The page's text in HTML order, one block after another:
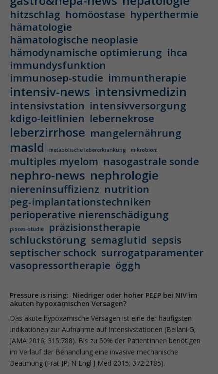
hitzschlag homöostase hyperthermie
hämatologie
hämatologische neoplasie
hämodynamische optimierung ihca
immundysfunktion
immunosep-studie immuntherapie
intensiv-news intensivmedizin
intensivstation intensivversorgung
kdigo-leitlinien lebernekrose
leberzirrhose mangelernährung
masld metabolische lebererkrankung mikrobiom
multiples myelom nasogastrale sonde
nephro-news nephrologie
niereninsuffizienz nutrition
peg-implantationstechniken
perioperative nierenschädigung
pisces-studie
präzisionstherapie
schluckstörung semaglutid sepsis
septischer schock surrogatparamenter
vasopressortherapie öggh
Pressure is rising: Niedriger oder hoher PEEP bei NIV im
akuten hypoxämischen Versagen?
Das akute hypoxämische Versagen ist eine der häufigsten
Indikationen zur Aufnahme auf Intensivstationen (­Bellani G;
JAMA 2016; 315:788). Bis zu 50% der PatientInnen benötigen
im Verlauf der Behandlung eine invasive mechanische
Beatmung (Frat JP; N Engl J Med 2015; 372:2185).